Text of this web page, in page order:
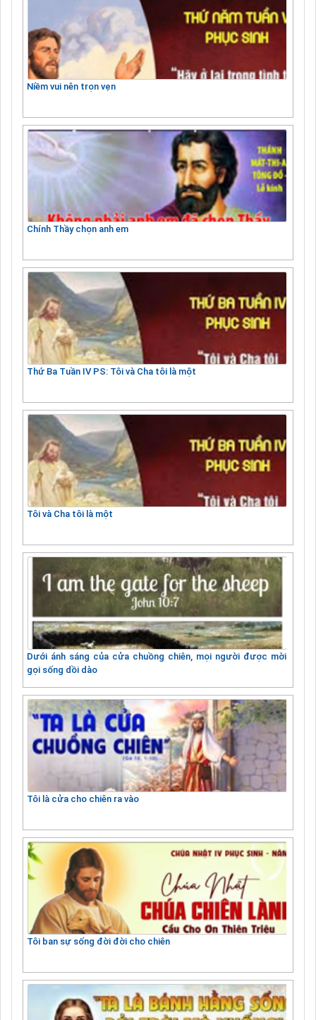
Niềm vui nên trọn vẹn
Chính Thầy chọn anh em
Thứ Ba Tuần IV PS: Tôi và Cha tôi là một
Tôi và Cha tôi là một
Dưới ánh sáng của cửa chuồng chiên, mọi người được mời
gọi sống dồi dào
Tôi là cửa cho chiên ra vào
Tôi ban sự sống đời đời cho chiên